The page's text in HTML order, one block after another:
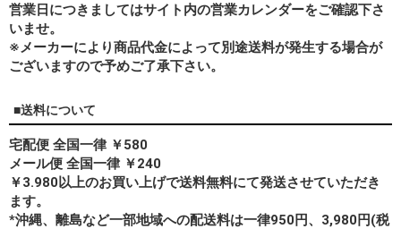
営業日につきましてはサイト内の営業カレンダーをご確認下さ
いませ。
※メーカーにより商品代金によって別途送料が発生する場合が
ございますので予めご了承下さい。
■送料について
宅配便 全国一律 ￥580
メール便 全国一律 ￥240
￥3.980以上のお買い上げで送料無料にて発送させていただき
ます。
*沖縄、離島など一部地域への配送料は一律950円、3,980円(税